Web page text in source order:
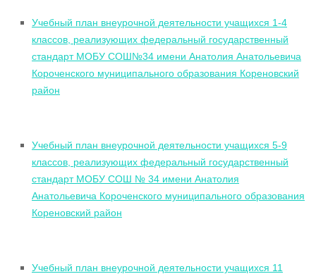
Учебный план внеурочной деятельности учащихся 1-4
классов, реализующих федеральный государственный
стандарт МОБУ СОШ№34 имени Анатолия Анатольевича
Короченского муниципального образования Кореновский
район
Учебный план внеурочной деятельности учащихся 5-9
классов, реализующих федеральный государственный
стандарт МОБУ СОШ № 34 имени Анатолия
Анатольевича Короченского муниципального образования
Кореновский район
Учебный план внеурочной деятельности учащихся 11